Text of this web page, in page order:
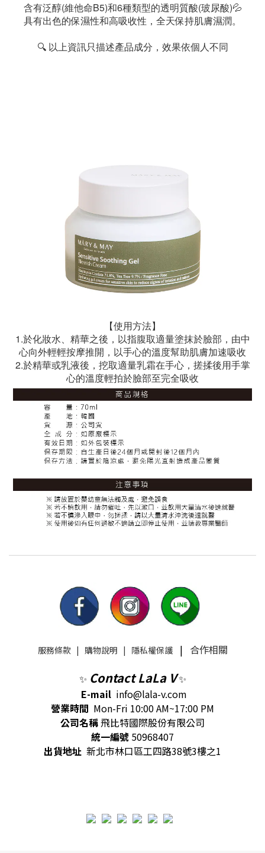
含有泛醇(維他命B5)和6種類型的透明質酸(玻尿酸)💦
具有出色的保濕性和高吸收性，全天保持肌膚濕潤。
🔍 以上資訊只描述產品成分，效果依個人不同
【使用方法】
1.於化妝水、精華之後，以指腹取適量塗抹於臉部，由中
心向外輕輕按摩推開，以手心的溫度幫助肌膚加速吸收
2.於精華或乳液後，挖取適量乳霜在手心，搓揉後用手掌
心的溫度輕拍於臉部至完全吸收
服務條款| 購物說明 | 隱私權保護| 合作相關
✨ Contact LaLa V✨
E-mail info@lala-v.com
營業時間 Mon-Fri 10:00 AM~17:00 PM
公司名稱飛比特國際股份有限公司
統一編號 50968407
出貨地址 新北市林口區工四路38號3樓之1